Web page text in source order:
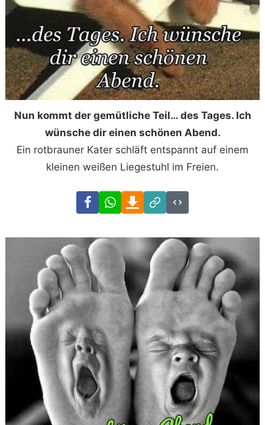
Nun kommt der gemütliche Teil… des Tages. Ich
wünsche dir einen schönen Abend.
Ein rotbrauner Kater schläft entspannt auf einem
kleinen weißen Liegestuhl im Freien.
FacebookWhatsAppDownload
Link
Code